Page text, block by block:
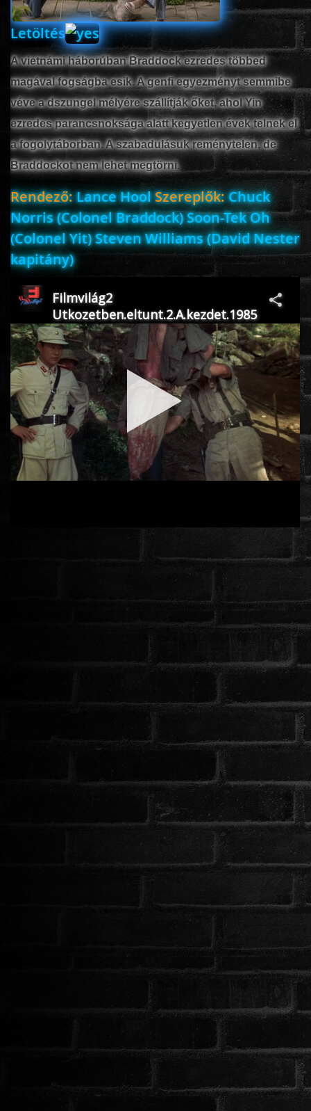
Letöltés
A vietnámi háborúban Braddock ezredes többed
magával fogságba esik. A genfi egyezményt semmibe
véve a dszungel mélyére szállítják őket, ahol Yin
ezredes parancsnoksága alatt kegyetlen évek telnek el
a fogolytáborban. A szabadulásuk reménytelen, de
Braddockot nem lehet megtörni.
Rendező:Lance HoolSzereplők:Chuck
Norris (Colonel Braddock) Soon-Tek Oh
(Colonel Yit) Steven Williams (David Nester
kapitány)